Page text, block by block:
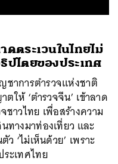
ตระเวนในไทยไม่
ปไตยของประเทศ
าการตำรวจแห่งชาติ
ให้ ‘ตำรวจจีน’ เข้าลาด
ชาวไทย เพื่อสร้างความ
ทางมาท่องเที่ยว และ
‘ไม่เห็นด้วย’ เพราะ
ะเทศไทย